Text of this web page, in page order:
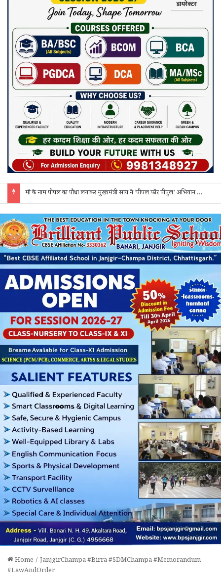
माँ के नाम पीपल का पौधा लगाकर मुख्यमंत्री साय ने ‘पीपल फॉर पीपुल’ अभियान की शुरुआत की
Home / JanjgirChampa #Birra #SDMChampa #Memorandum
#LawAndOrder